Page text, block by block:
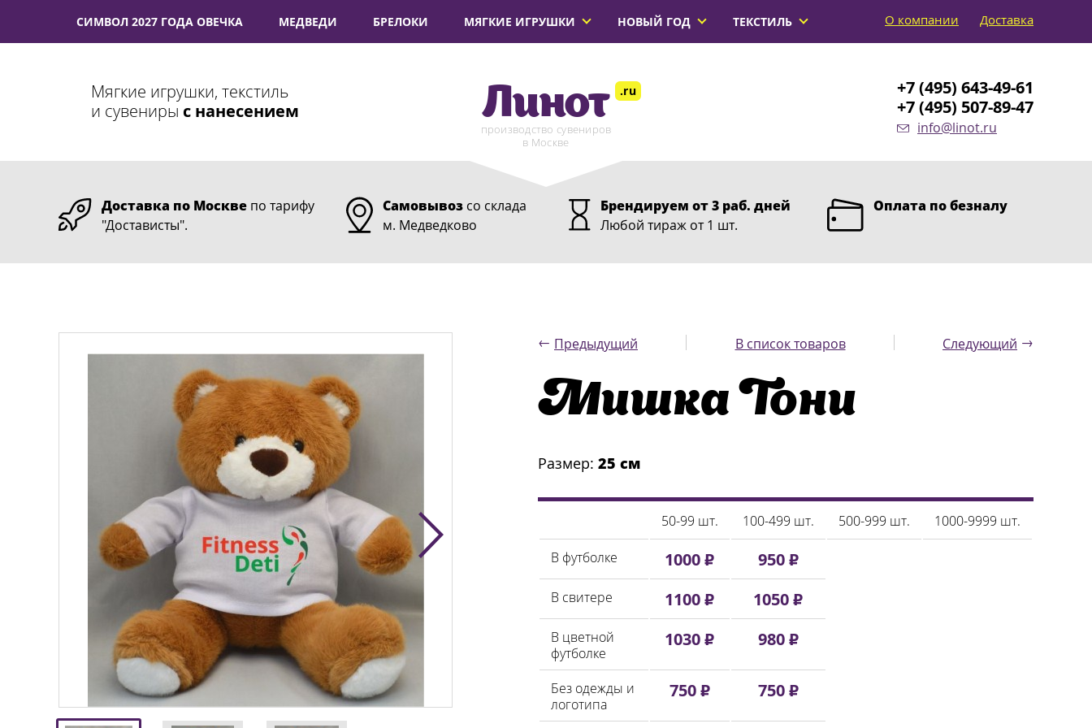
СИМВОЛ 2027 ГОДА ОВЕЧКА МЕДВЕДИ БРЕЛОКИ МЯГКИЕ ИГРУШКИ НОВЫЙ ГОД ТЕКСТИЛЬ О компании Доставка
Мягкие игрушки, текстиль
и сувениры с нанесением Линот .ru
производство сувениров
в Москве
+7 (495) 643-49-61
+7 (495) 507-89-47
info@linot.ru
Доставка по Москве по тарифу
"Достависты".
Самовывозсо склада
м. Медведково
Брендируем от 3 раб. дней
Любой тираж от 1 шт.
Оплата по безналу
← Предыдущий В список товаров Следующий →
Мишка Тони
Размер: 25 см
50-99 шт. 100-499 шт. 500-999 шт. 1000-9999 шт.
В футболке 1000 ₽ 950 ₽
В свитере 1100 ₽ 1050 ₽
В цветной
футболке
1030 ₽ 980 ₽
Без одежды и
логотипа
750 ₽ 750 ₽